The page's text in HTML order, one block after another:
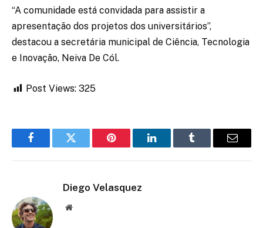
“A comunidade está convidada para assistir a
apresentação dos projetos dos universitários”,
destacou a secretária municipal de Ciência, Tecnologia
e Inovação, Neiva De Cól.
Post Views: 325
FacebookTwitter Pinterest LinkedInTumblr Email
Diego Velasquez
Website